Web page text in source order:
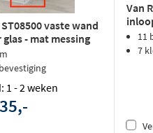
vaste wand
- mat messing
1 - 2 weken
Van
11
7